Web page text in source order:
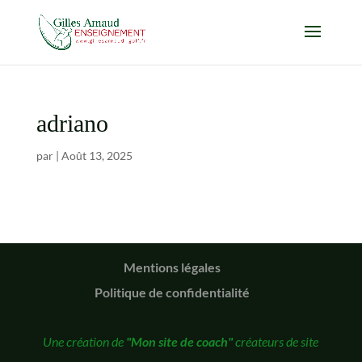
adriano
par | Août 13, 2025
Mentions légales
Politique de confidentialité
Une création de "Mon site de coach"créateurs de site